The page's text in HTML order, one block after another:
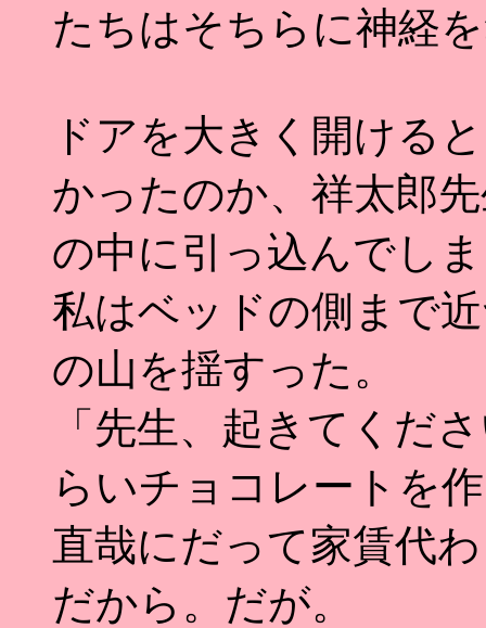
たちはそちらに神経
ドアを大きく開ける
かったのか、祥太郎
の中に引っ込んでし
私はベッドの側まで
の山を揺すった。
「先生、起きてくだ
らいチョコレートを
直哉にだって家賃代
だから。だが。